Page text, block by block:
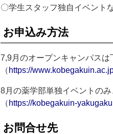
〇学生スタッフ独自イベント
お申込み方法
7,9月のオープンキャンパス
（ https://
8月の薬学部単独イベントの
（ https://kobegakuin-
お問合せ先